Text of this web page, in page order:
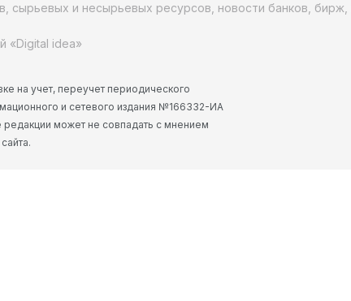
сырьевых и несырьевых ресурсов, новости банков, бирж,
«Digital idea»
на учет, переучет периодического
и сетевого издания №166332-ИА
редакции может не совпадать с мнением